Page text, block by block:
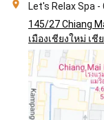
Let's Relax Spa -
145/27 Chiang
เมืองเชียงใหม่ เชี